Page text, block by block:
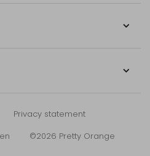
Privacy statement
©2026 Pretty Orange